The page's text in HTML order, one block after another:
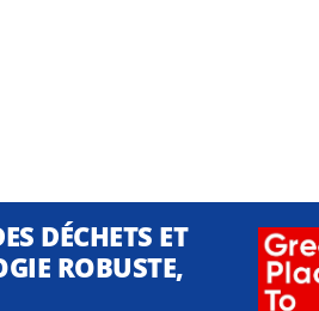
DÉCHETS ET
ROBUSTE,